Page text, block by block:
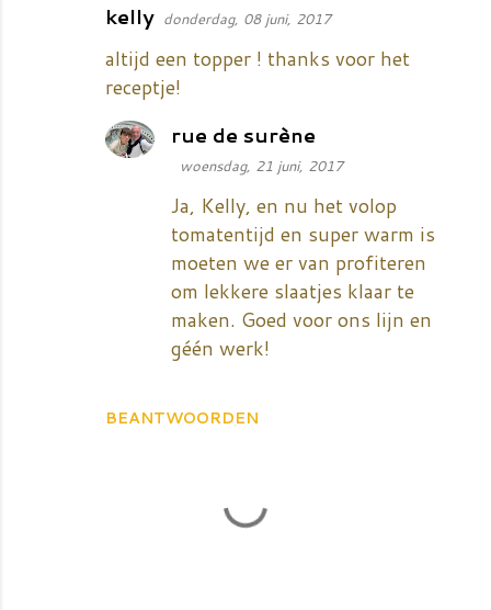
kelly donderdag, 08 juni, 2017
altijd een topper ! thanks voor het
receptje!
BEANTWOORDEN
rue de surène
woensdag, 21 juni, 2017
Ja, Kelly, en nu het volop
tomatentijd en super warm is
moeten we er van profiteren
om lekkere slaatjes klaar te
maken. Goed voor ons lijn en
géén werk!